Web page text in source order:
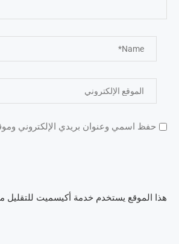
حفظ اسمي وعنوان بريدي الإلكتروني
هذا الموقع يستخدم خدمة أكيسميت للتقليل